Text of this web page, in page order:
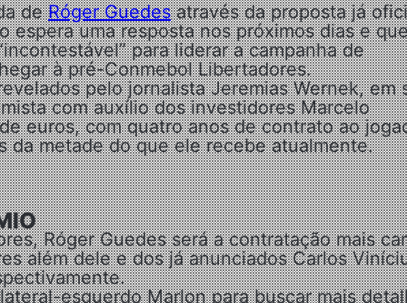
deRóger Guedesatravés da proposta já
espera uma resposta nos próximos dias e
para liderar a campanha de
à pré-Conmebol Libertadores.
pelo jornalista Jeremias Wernek, em
com auxílio dos investidores Marcelo
euros, com quatro anos de contrato ao
da metade do que ele recebe atualmente.
Róger Guedes será a contratação mais
além dele e dos já anunciados Carlos
esquerdo Marlon para buscar mais